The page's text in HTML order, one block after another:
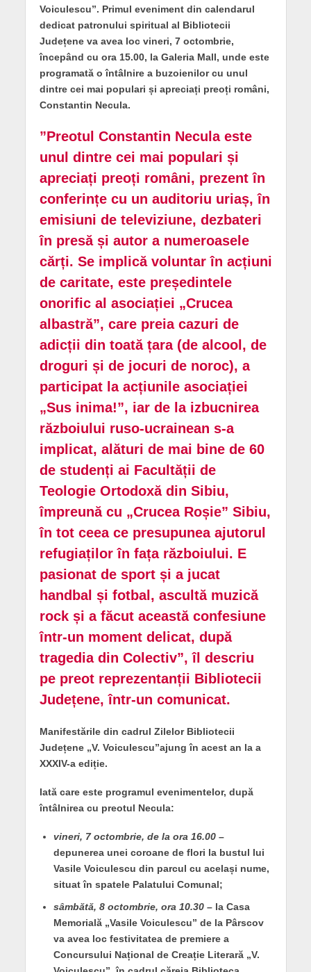
Voiculescu”. Primul eveniment din calendarul
dedicat patronului spiritual al Bibliotecii
Județene va avea loc vineri, 7 octombrie,
începând cu ora 15.00, la Galeria Mall, unde este
programată o întâlnire a buzoienilor cu unul
dintre cei mai populari și apreciați preoți români,
Constantin Necula.
”Preotul Constantin Necula este
unul dintre cei mai populari și
apreciați preoți români, prezent în
conferințe cu un auditoriu uriaș, în
emisiuni de televiziune, dezbateri
în presă și autor a numeroasele
cărți. Se implică voluntar în acțiuni
de caritate, este președintele
onorific al asociației „Crucea
albastră”, care preia cazuri de
adicții din toată țara (de alcool, de
droguri și de jocuri de noroc), a
participat la acțiunile asociației
„Sus inima!”, iar de la izbucnirea
războiului ruso-ucrainean s-a
implicat, alături de mai bine de 60
de studenți ai Facultății de
Teologie Ortodoxă din Sibiu,
împreună cu „Crucea Roșie” Sibiu,
în tot ceea ce presupunea ajutorul
refugiaților în fața războiului. E
pasionat de sport și a jucat
handbal și fotbal, ascultă muzică
rock și a făcut această confesiune
într-un moment delicat, după
tragedia din Colectiv”, îl descriu
pe preot reprezentanții Bibliotecii
Județene, într-un comunicat.
Manifestările din cadrul Zilelor Bibliotecii
Județene „V. Voiculescu”ajung în acest an la a
XXXIV-a ediție.
Iată care este programul evenimentelor, după
întâlnirea cu preotul Necula:
vineri, 7 octombrie, de la ora 16.00–
depunerea unei coroane de flori la bustul lui
Vasile Voiculescu din parcul cu același nume,
situat în spatele Palatului Comunal;
sâmbătă, 8 octombrie, ora 10.30– la Casa
Memorială „Vasile Voiculescu” de la Pârscov
va avea loc festivitatea de premiere a
Concursului Național de Creație Literară „V.